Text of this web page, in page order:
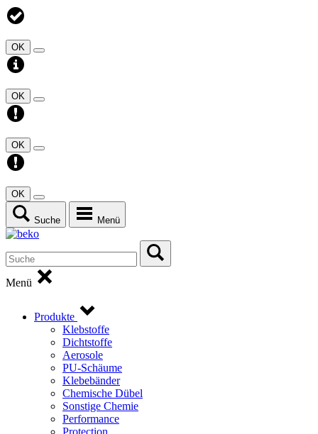
OK
OK
OK
OK
Suche Menü
Menü
Produkte
Klebstoffe
Dichtstoffe
Aerosole
PU-Schäume
Klebebänder
Chemische Dübel
Sonstige Chemie
Performance
Protection